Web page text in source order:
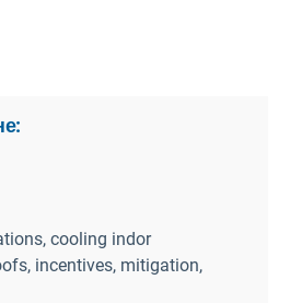
cooling indor
incentives, mitigation,